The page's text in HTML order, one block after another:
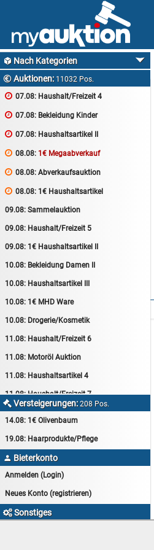
 Nach Kategorien
 Auktionen: 11032 Pos.
 07.08: Haushalt/Freizeit 4
 07.08: Bekleidung Kinder
 07.08: Haushaltsartikel II
 08.08: 1€ Megaabverkauf
 08.08: Abverkaufsauktion
 08.08: 1€ Haushaltsartikel
09.08: Sammelauktion
09.08: Haushalt/Freizeit 5
09.08: 1€ Haushaltsartikel II
10.08: Bekleidung Damen II
10.08: Haushaltsartikel III
10.08: 1€ MHD Ware
10.08: Drogerie/Kosmetik
11.08: Haushalt/Freizeit 6
11.08: Motoröl Auktion
11.08: Haushaltsartikel 4
11.08:Haushalt/Freizeit 7
12.08:Sammelauktion
12.08:Pralinen Auktion
12.08:Haushalt/Freizeit
13.08:1€ Totalabverkauf
13.08:Haushalt/Freizeit II
 Versteigerungen:208 Pos.
14.08: 1€ Olivenbaum
19.08: Haarprodukte/Pflege
 Bieterkonto
Anmelden (Login)
Neues Konto (registrieren)
Sonstiges